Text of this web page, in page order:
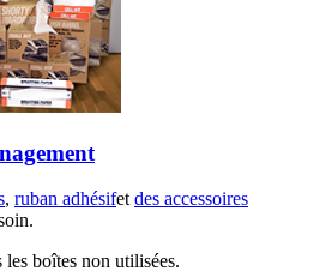
, ruban adhésifetdes accessoires
les boîtes non utilisées.